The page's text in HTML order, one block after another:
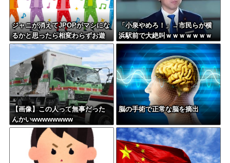
ジャニが消えてJPOPがマシにな
るかと思ったら相変わらずお遊
戯会やってて笑う
「小泉やめろ！」→市民らが横
浜駅前で大絶叫ｗｗｗｗｗｗｗ
ｗ
【画像】この人って無事だった
んかいwwwwwwww
脳の手術で正常な脳を摘出